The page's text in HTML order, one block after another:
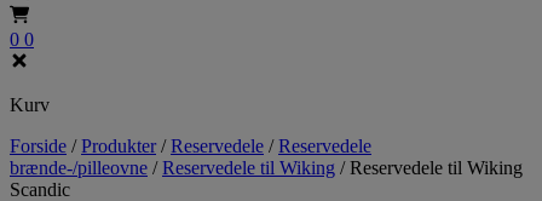
0 0
Kurv
Forside /Produkter /Reservedele /Reservedele
brænde-/pilleovne /Reservedele til Wiking /Reservedele til Wiking
Scandic